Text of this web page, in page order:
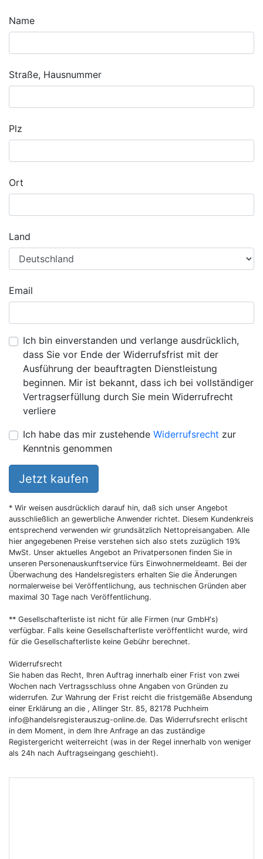
Name
Straße, Hausnummer
Plz
Ort
Land
Email
Ich bin einverstanden und verlange ausdrücklich,
dass Sie vor Ende der Widerrufsfrist mit der
Ausführung der beauftragten Dienstleistung
beginnen. Mir ist bekannt, dass ich bei vollständiger
Vertragserfüllung durch Sie mein Widerrufrecht
verliere
Ich habe das mir zustehende Widerrufsrecht zur
Kenntnis genommen
Jetzt kaufen
* Wir weisen ausdrücklich darauf hin, daß sich unser Angebot
ausschließlich an gewerbliche Anwender richtet. Diesem Kundenkreis
entsprechend verwenden wir grundsätzlich Nettopreisangaben. Alle
hier angegebenen Preise verstehen sich also stets zuzüglich 19%
MwSt. Unser aktuelles Angebot an Privatpersonen finden Sie in
unseren Personenauskunftservice fürs Einwohnermeldeamt. Bei der
Überwachung des Handelsregisters erhalten Sie die Änderungen
normalerweise bei Veröffentlichung, aus technischen Gründen aber
maximal 30 Tage nach Veröffentlichung.
** Gesellschafterliste ist nicht für alle Firmen (nur GmbH's)
verfügbar. Falls keine Gesellschafterliste veröffentlicht wurde, wird
für die Gesellschafterliste keine Gebühr berechnet.
Widerrufsrecht
Sie haben das Recht, Ihren Auftrag innerhalb einer Frist von zwei
Wochen nach Vertragsschluss ohne Angaben von Gründen zu
widerrufen. Zur Wahrung der Frist reicht die fristgemäße Absendung
einer Erklärung an die , Allinger Str. 85, 82178 Puchheim
info@handelsregisterauszug-online.de. Das Widerrufsrecht erlischt
in dem Moment, in dem Ihre Anfrage an das zuständige
Registergericht weiterreicht (was in der Regel innerhalb von weniger
als 24h nach Auftragseingang geschieht).